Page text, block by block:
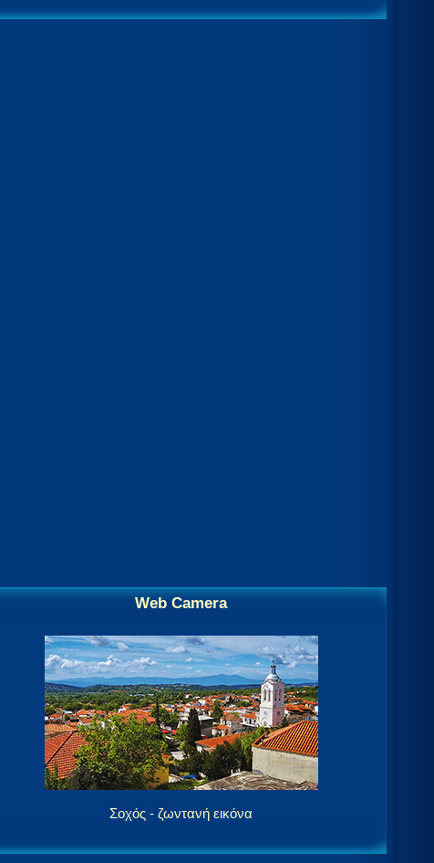
Web Camera
Σοχός - ζωντανή εικόνα